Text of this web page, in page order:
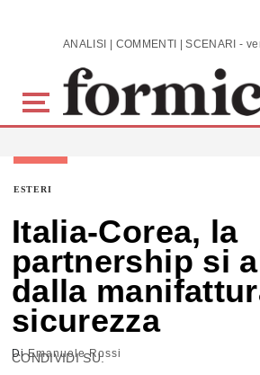
Skip to main content
ESTERI
Italia-Corea, la
partnership si
dalla
sicurezza
DiEmanuele Rossi
CONDIVIDI SU: